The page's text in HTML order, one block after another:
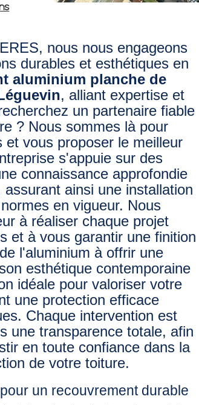
nous nous engageons
durables et esthétiques en
aluminium planche de
, alliant expertise et
un partenaire fiable
? Nous sommes là pour
et vous proposer le meilleur
s'appuie sur des
connaissance approfondie
ainsi une installation
en vigueur. Nous
à réaliser chaque projet
et à vous garantir une finition
l'aluminium à offrir une
esthétique contemporaine
idéale pour valoriser votre
une protection efficace
Chaque intervention est
une transparence totale, afin
en toute confiance dans la
de votre toiture.
un recouvrement durable